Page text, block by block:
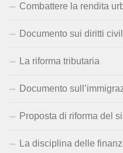
Combattere la rendita
Documento sui diritti
La riforma tributaria
Documento
Proposta di riforma del
La disciplina delle